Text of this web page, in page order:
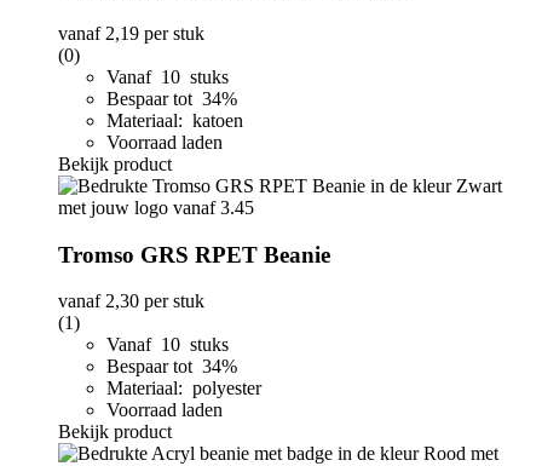
vanaf 2,19 per stuk
(0)
Vanaf 10 stuks
Bespaar tot 34%
Materiaal: katoen
Voorraad laden
Bekijk product
Tromso GRS RPET Beanie
vanaf2,30 per stuk
(1)
Vanaf 10 stuks
Bespaar tot 34%
Materiaal: polyester
Voorraad laden
Bekijk product